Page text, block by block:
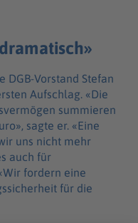
DGB-Vorstand Stefan
Aufschlag. «Die
summieren
sagte er. «Eine
uns nicht mehr
auch für
fordern eine
für die